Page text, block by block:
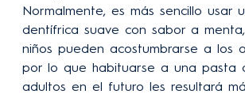
Normalmente, es más sencillo usar
dentífrica suave con sabor a
niños pueden acostumbrarse a los
por lo que habituarse a una pasta
adultos en el futuro les resultará